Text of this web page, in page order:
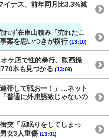
イナス、前年同月比3.3%減
れず在庫山積み「売れたこ
案を思いつきが横行 (13:10)
ケ店で性的暴行、動画撮
本も見つかる (13:09)
帯して戦おー！」…ネット
普通に外患誘致じゃないの
突「居眠りをしてしまっ
女3人重傷 (13:01)